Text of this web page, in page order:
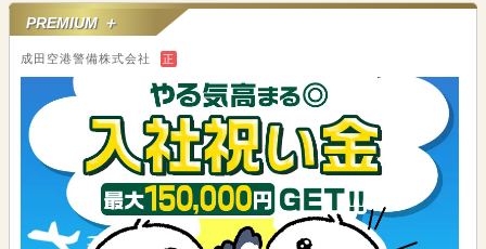
PREMIUM ＋
成田空港警備株式会社 正